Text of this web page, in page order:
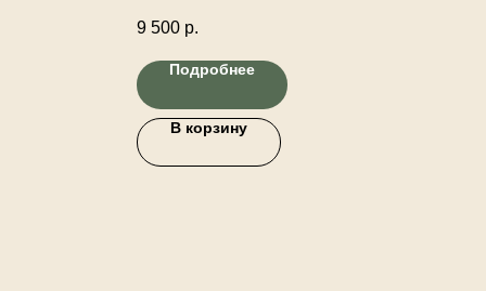
розовые,
с
цветы; аспарагус, лизиантус, мак
желтый, гревиллея, тюльпан, анемон,
эвкалипт, астильба, ветки декоративные,
розы кустовые.
9 500 р.
Подробнее
В корзину